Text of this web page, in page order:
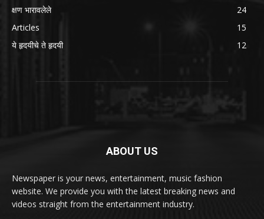
क्षण भारावलेले
24
Articles
15
ये हृदयीचे ते हृदयी
12
ABOUT US
Newspaper is your news, entertainment, music fashion
website. We provide you with the latest breaking news and
videos straight from the entertainment industry.